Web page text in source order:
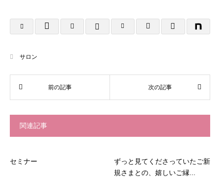
サロン
関連記事
セミナー
ずっと見てくださっていたご新
規さまとの、嬉しいご縁...